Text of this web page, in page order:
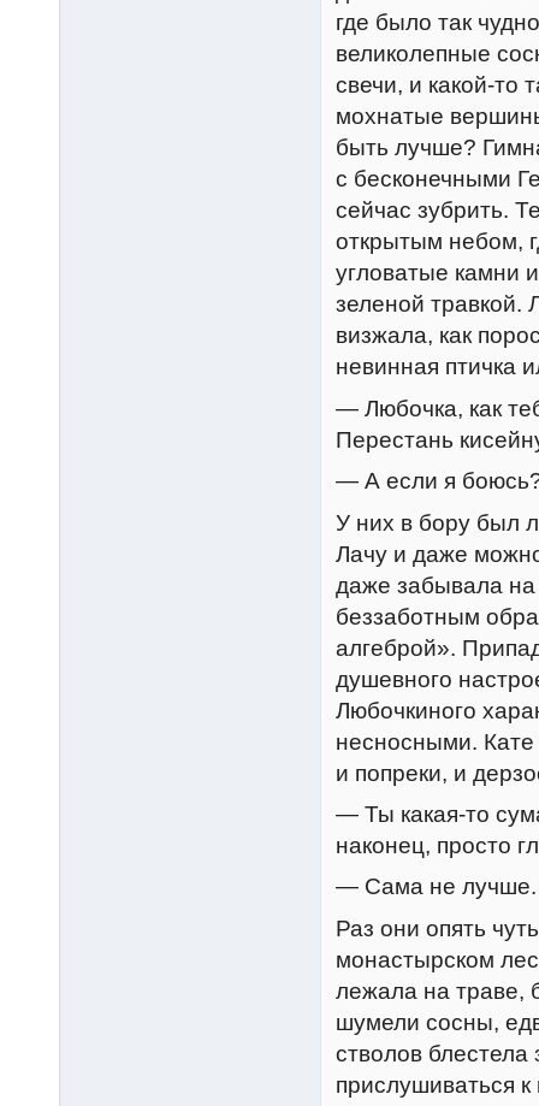
где было так
великолепные
свечи, и какой-то
мохнатые
быть лучше?
с бесконечными
сейчас зубрить.
открытым небом,
угловатые камни
зеленой травкой.
визжала, как
невинная птичка
— Любочка, как
Перестань
— А если я
У них в бору был
Лачу и даже
даже забывала
беззаботным
алгеброй».
душевного
Любочкиного
несносными. Кате
и попреки, и
— Ты какая-то
наконец, просто
— Сама не лучше.
Раз они опять
монастырском
лежала на траве,
шумели сосны,
стволов
прислушиваться